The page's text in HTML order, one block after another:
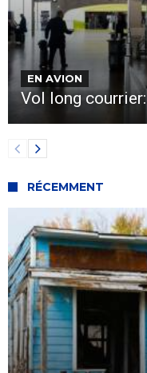
EN AVION
Vol long
RÉCEMMENT